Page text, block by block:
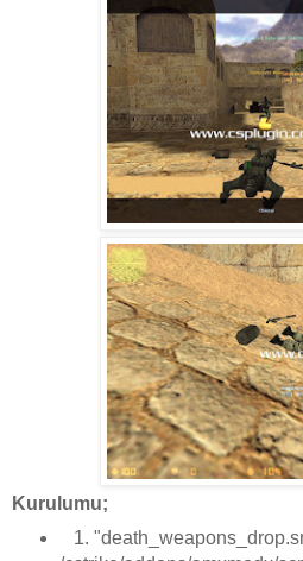
Kurulumu;
1.